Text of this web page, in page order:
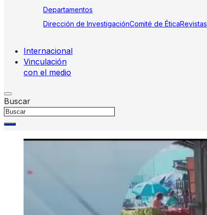
Departamentos
Dirección de InvestigaciónComité de ÉticaRevistas
Internacional
Vinculación
con el medio
Buscar